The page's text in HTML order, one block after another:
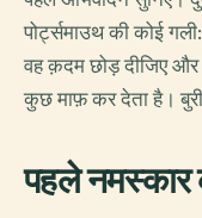
पोर्ट्समाउथ की कोई
वह क़दम छोड़ दीजिए और
कुछ माफ़ कर देता है।
पहले नमस्कार